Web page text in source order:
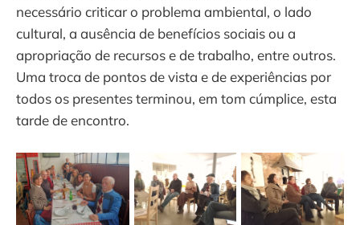
necessário criticar o problema ambiental, o lado
cultural, a ausência de benefícios sociais ou a
apropriação de recursos e de trabalho, entre outros.
Uma troca de pontos de vista e de experiências por
todos os presentes terminou, em tom cúmplice, esta
tarde de encontro.